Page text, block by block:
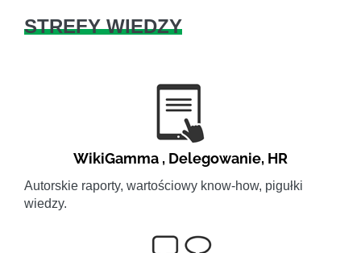
STREFY WIEDZY
WikiGamma , Delegowanie, HR
Autorskie raporty, wartościowy know-how, pigułki
wiedzy.